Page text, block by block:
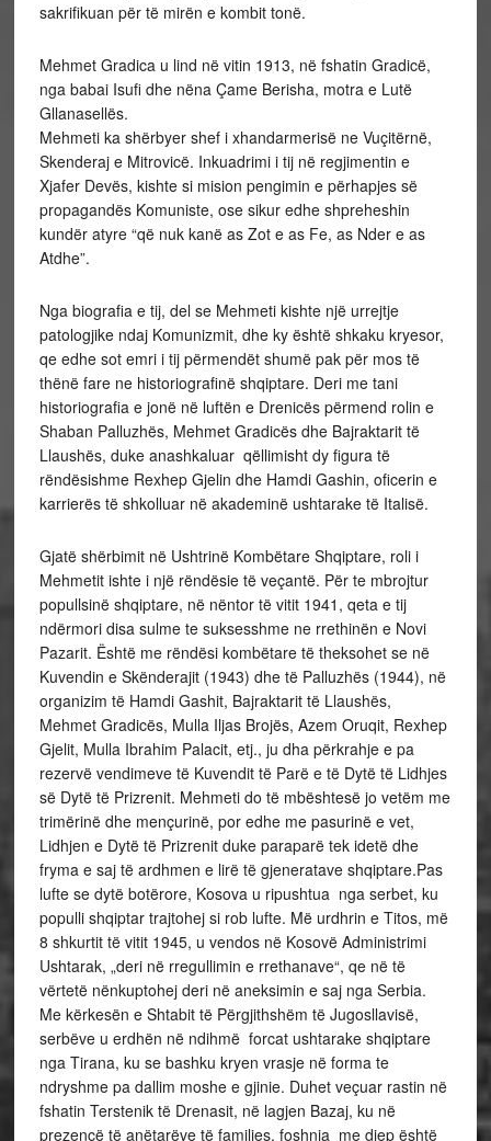
sakrifikuan për të mirën e kombit tonë.
Mehmet Gradica u lind në vitin 1913, në fshatin Gradicë,
nga babai Isufi dhe nëna Çame Berisha, motra e Lutë
Gllanasellës.
Mehmeti ka shërbyer shef i xhandarmerisë ne Vuçitërnë,
Skenderaj e Mitrovicë. Inkuadrimi i tij në regjimentin e
Xjafer Devës, kishte si mision pengimin e përhapjes së
propagandës Komuniste, ose sikur edhe shpreheshin
kundër atyre “që nuk kanë as Zot e as Fe, as Nder e as
Atdhe”.
Nga biografia e tij, del se Mehmeti kishte një urrejtje
patologjike ndaj Komunizmit, dhe ky është shkaku kryesor,
qe edhe sot emri i tij përmendët shumë pak për mos të
thënë fare ne historiografinë shqiptare. Deri me tani
historiografia e jonë në luftën e Drenicës përmend rolin e
Shaban Palluzhës, Mehmet Gradicës dhe Bajraktarit të
Llaushës, duke anashkaluar qëllimisht dy figura të
rëndësishme Rexhep Gjelin dhe Hamdi Gashin, oficerin e
karrierës të shkolluar në akademinë ushtarake të Italisë.
Gjatë shërbimit në Ushtrinë Kombëtare Shqiptare, roli i
Mehmetit ishte i një rëndësie të veçantë. Për te mbrojtur
popullsinë shqiptare, në nëntor të vitit 1941, qeta e tij
ndërmori disa sulme te suksesshme ne rrethinën e Novi
Pazarit. Është me rëndësi kombëtare të theksohet se në
Kuvendin e Skënderajit (1943) dhe të Palluzhës (1944), në
organizim të Hamdi Gashit, Bajraktarit të Llaushës,
Mehmet Gradicës, Mulla Iljas Brojës, Azem Oruqit, Rexhep
Gjelit, Mulla Ibrahim Palacit, etj., ju dha përkrahje e pa
rezervë vendimeve të Kuvendit të Parë e të Dytë të Lidhjes
së Dytë të Prizrenit. Mehmeti do të mbështesë jo vetëm me
trimërinë dhe mençurinë, por edhe me pasurinë e vet,
Lidhjen e Dytë të Prizrenit duke paraparë tek idetë dhe
fryma e saj të ardhmen e lirë të gjeneratave shqiptare.Pas
lufte se dytë botërore, Kosova u ripushtua nga serbet, ku
populli shqiptar trajtohej si rob lufte. Më urdhrin e Titos, më
8 shkurtit të vitit 1945, u vendos në Kosovë Administrimi
Ushtarak, „deri në rregullimin e rrethanave“, qe në të
vërtetë nënkuptohej deri në aneksimin e saj nga Serbia.
Me kërkesën e Shtabit të Përgjithshëm të Jugosllavisë,
serbëve u erdhën në ndihmë forcat ushtarake shqiptare
nga Tirana, ku se bashku kryen vrasje në forma te
ndryshme pa dallim moshe e gjinie. Duhet veçuar rastin në
fshatin Terstenik të Drenasit, në lagjen Bazaj, ku në
prezencë të anëtarëve të familjes, foshnja me djep është